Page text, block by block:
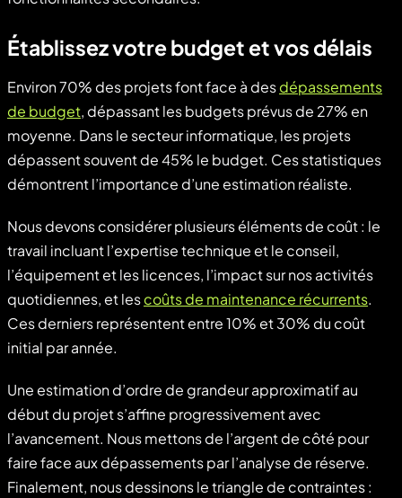
Établissez votre budget et vos délais
Environ 70% des projets font face à desdépassements
de budget, dépassant les budgets prévus de 27% en
moyenne. Dans le secteur informatique, les projets
dépassent souvent de 45% le budget. Ces statistiques
démontrent l’importance d’une estimation réaliste.
Nous devons considérer plusieurs éléments de coût : le
travail incluant l’expertise technique et le conseil,
l’équipement et les licences, l’impact sur nos activités
quotidiennes, et lescoûts de maintenance récurrents.
Ces derniers représentent entre 10% et 30% du coût
initial par année.
Une estimation d’ordre de grandeur approximatif au
début du projet s’affine progressivement avec
l’avancement. Nous mettons de l’argent de côté pour
faire face aux dépassements par l’analyse de réserve.
Finalement, nous dessinons le triangle de contraintes :